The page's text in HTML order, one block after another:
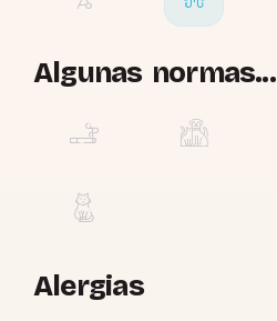
Algunas normas...
Alergias